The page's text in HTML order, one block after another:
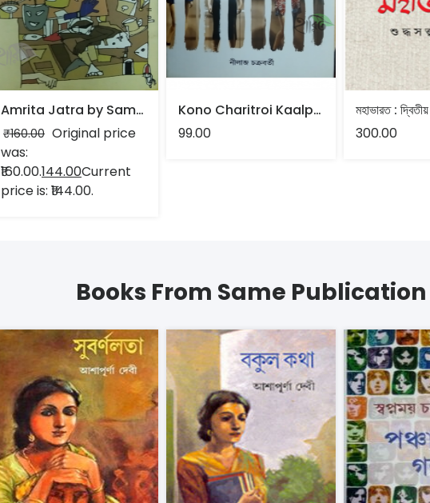
Amrita Jatra by Samar Deb
₹160.00 Original price
was:
₹160.00.144.00Current
price is: ₹144.00.
Kono Charitroi Kaalponik Noy by Nilabja Chakrabarti
99.00
300.00
Books From Same Publication